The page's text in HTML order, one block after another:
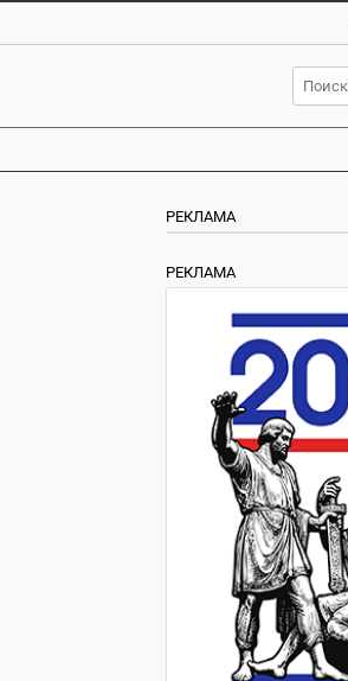
РЕКЛАМА
РЕКЛАМА